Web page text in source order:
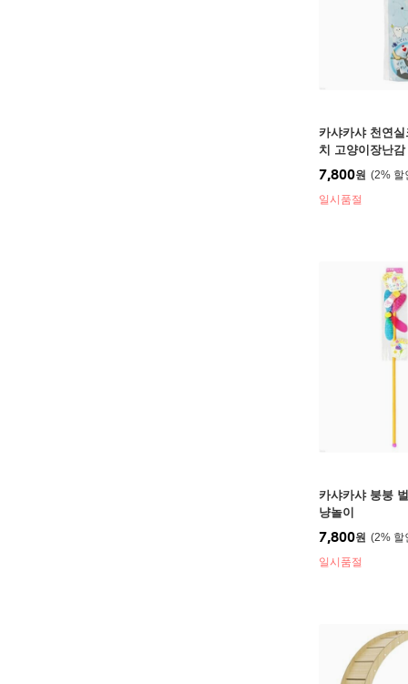
카샤카샤 천연
치 고양이장난감
2%
7,800원
일시품절
카샤카샤 붕붕
냥놀이
2%
7,800원
일시품절